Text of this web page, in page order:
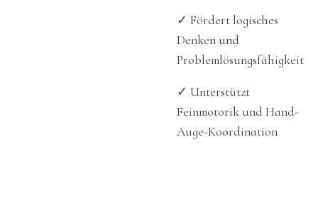
✓ Fördert logisches
Denken und
Problemlösungsfähigkeit
✓ Unterstützt
Feinmotorik und Hand-
Auge-Koordination